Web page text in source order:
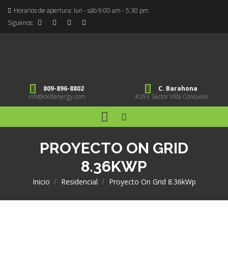
Horarios de apertura: lun - sáb 9:00 am - 5:30 pm
Siguenos:
809-896-8802
info@ckillenergy.com
C. Barahona
#293 Sector Villa Consuelo
PROYECTO ON GRID
8.36KWP
Inicio Residencial Proyecto On Grid 8.36kWp